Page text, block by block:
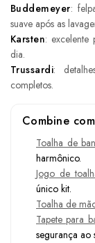
Buddemeyer:
suave após as
Karsten: excelente
dia.
Trussardi:
completos.
Combine com
Toalha de
harmônico.
Jogo de
único kit.
Toalha de
Tapete para
segurança ao